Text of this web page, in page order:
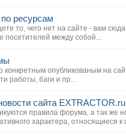
ресурсам
то, чего нет на сайте - вам
посетителей между собой...
конкретным опубликованым на
работы, баги и пр...
сайта EXTRACTOR.ru
правила форума, а так же
характера, относящиеся к